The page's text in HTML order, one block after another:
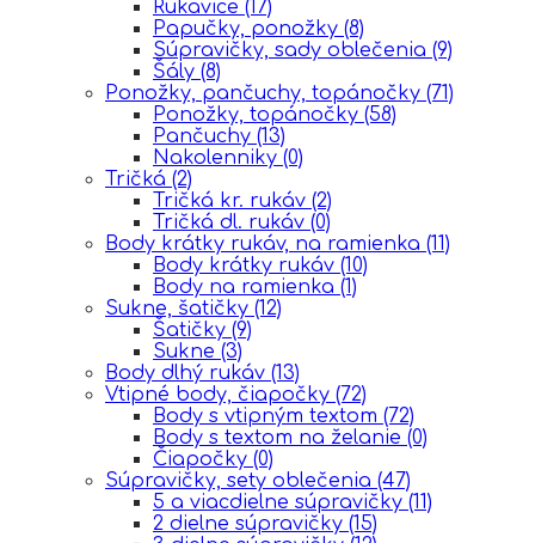
Rukavice (17)
Papučky, ponožky (8)
Súpravičky, sady oblečenia (9)
Šály (8)
Ponožky, pančuchy, topánočky (71)
Ponožky, topánočky (58)
Pančuchy (13)
Nakolenniky (0)
Tričká (2)
Tričká kr. rukáv (2)
Tričká dl. rukáv (0)
Body krátky rukáv, na ramienka (11)
Body krátky rukáv (10)
Body na ramienka (1)
Sukne, šatičky (12)
Šatičky (9)
Sukne (3)
Body dlhý rukáv (13)
Vtipné body, čiapočky (72)
Body s vtipným textom (72)
Body s textom na želanie (0)
Čiapočky (0)
Súpravičky, sety oblečenia (47)
5 a viacdielne súpravičky (11)
2 dielne súpravičky (15)